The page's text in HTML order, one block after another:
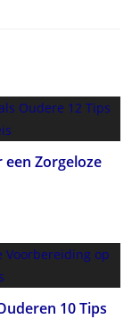
een Zorgeloze
10 Tips